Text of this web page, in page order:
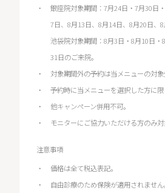
銀座院対象期間：7月24日・7月30日
7日、8月13日、8月14日、8月20日、8
池袋院対象期間：8月3日・8月10日・
31日のご来院。
対象期間外の予約は当メニューの対象
予約時に当メニューを選択した方に限
他キャンペーン併用不可。
モニターにご協力いただける方のみ対
注意事項
価格は全て税込表記。
自由診療のため保険が適用されません